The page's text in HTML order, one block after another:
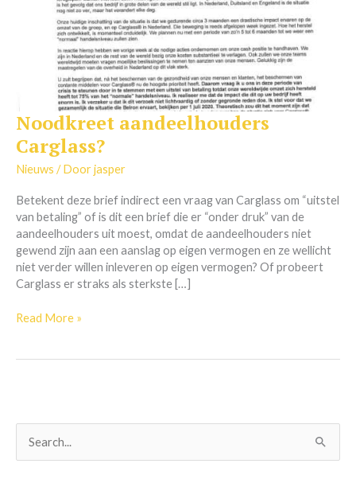
Noodkreet aandeelhouders
Carglass?
Nieuws / Doorjasper
Betekent deze brief indirect een vraag van Carglass om “uitstel
van betaling” of is dit een brief die er “onder druk” van de
aandeelhouders uit moest, omdat de aandeelhouders niet
gewend zijn aan een aanslag op eigen vermogen en ze wellicht
niet verder willen inleveren op eigen vermogen? Of probeert
Carglass er straks als sterkste […]
Noodkreet
aandeelhouders
Carglass?
Read More »